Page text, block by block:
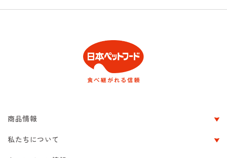
商品情報
私たちについて